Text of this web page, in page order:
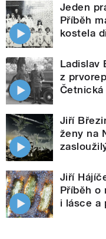
Jeden
Příběh
kostela
Ladislav
z
Četnická
Jiří
ženy na
Jiří
Příběh o
i lásce a